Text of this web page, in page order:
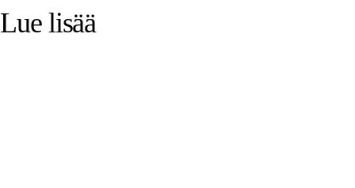
Lue lisää